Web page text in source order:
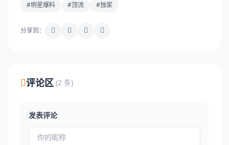
#明星爆料
#顶流 #独家
分享到：
评论区 (2 条)
发表评论